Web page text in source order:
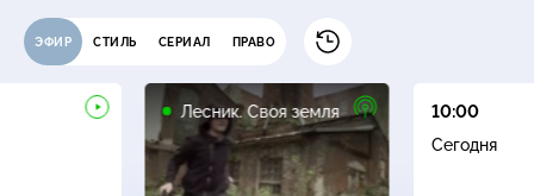
ЭФИР СТИЛЬ СЕРИАЛ ПРАВО
Лесник. Своя земля
16+
10:00
Сегодня